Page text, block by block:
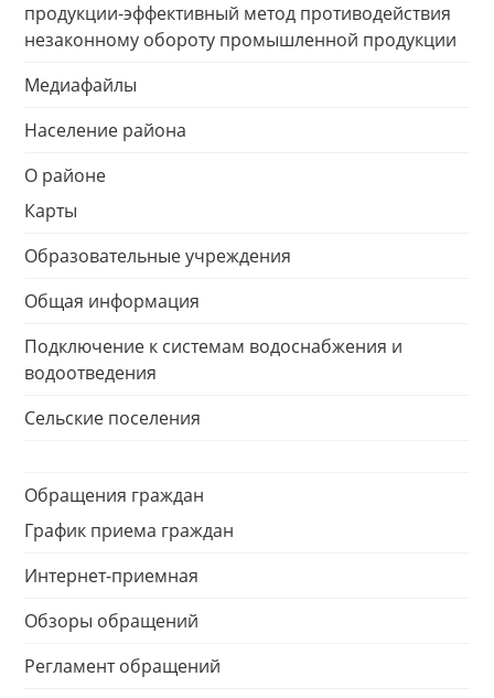
продукции-эффективный метод противодействия
незаконному обороту промышленной продукции
Медиафайлы
Население района
О районе
Карты
Образовательные учреждения
Общая информация
Подключение к системам водоснабжения и
водоотведения
Сельские поселения
Обращения граждан
График приема граждан
Интернет-приемная
Обзоры обращений
Регламент обращений